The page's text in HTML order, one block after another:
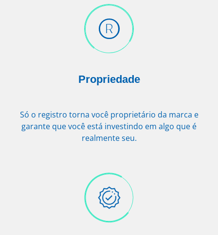
Propriedade
Só o registro torna você proprietário da marca e
garante que você está investindo em algo que é
realmente seu.